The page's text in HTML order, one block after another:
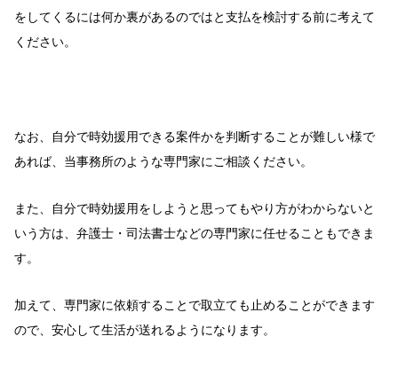
をしてくるには何か裏があるのではと支払を検討する前に考えて
ください。
なお、自分で時効援用できる案件かを判断することが難しい様で
あれば、当事務所のような専門家にご相談ください。
また、自分で時効援用をしようと思ってもやり方がわからないと
いう方は、弁護士・司法書士などの専門家に任せることもできま
す。
加えて、専門家に依頼することで取立ても止めることができます
ので、安心して生活が送れるようになります。